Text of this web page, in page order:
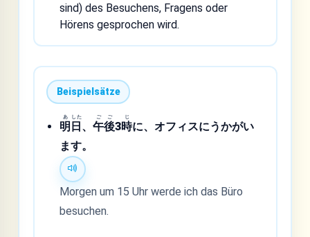
sind) des Besuchens, Fragens oder
Hörens gesprochen wird.
Beispielsätze
明
あ
日
した
、午
ご
後
ご
3時
じ
に、オフィスにうかがい
ます。
Morgen um 15 Uhr werde ich das Büro
besuchen.